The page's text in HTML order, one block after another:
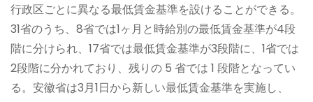
行政区ごとに異なる最低賃金基準を設けることができる。
31省のうち、8省では1ヶ月と時給別の最低賃金基準が4段
階に分けられ、17省では最低賃金基準が3段階に、1省では
2段階に分かれており、残りの 5 省では 1 段階となってい
る。安徽省は3月1日から新しい最低賃金基準を実施し、